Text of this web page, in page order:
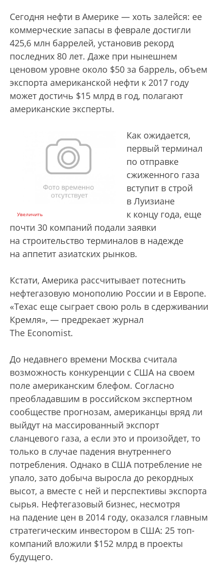
Сегодня нефти в Америке — хоть залейся: ее
коммерческие запасы в феврале достигли
425,6 млн баррелей, установив рекорд
последних 80 лет. Даже при нынешнем
ценовом уровне около $50 за баррель, объем
экспорта американской нефти к 2017 году
может достичь $15 млрд в год, полагают
американские эксперты.
Увеличить
Как ожидается,
первый терминал
по отправке
сжиженного газа
вступит в строй
в Луизиане
к концу года, еще
почти 30 компаний подали заявки
на строительство терминалов в надежде
на аппетит азиатских рынков.
Кстати, Америка рассчитывает потеснить
нефтегазовую монополию России и в Европе.
«Техас еще сыграет свою роль в сдерживании
Кремля», — предрекает журнал
The Economist.
До недавнего времени Москва считала
возможность конкуренции с США на своем
поле американским блефом. Согласно
преобладавшим в российском экспертном
сообществе прогнозам, американцы вряд ли
выйдут на массированный экспорт
сланцевого газа, а если это и произойдет, то
только в случае падения внутреннего
потребления. Однако в США потребление не
упало, зато добыча выросла до рекордных
высот, а вместе с ней и перспективы экспорта
сырья. Нефтегазовый бизнес, несмотря
на падение цен в 2014 году, оказался главным
стратегическим инвестором в США: 25 топ-
компаний вложили $152 млрд в проекты
будущего.